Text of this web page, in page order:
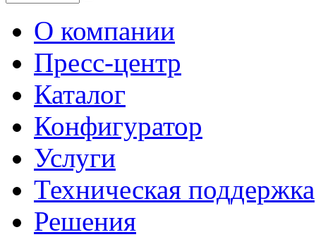
О компании
Пресс-центр
Каталог
Конфигуратор
Услуги
Техническая поддержка
Решения